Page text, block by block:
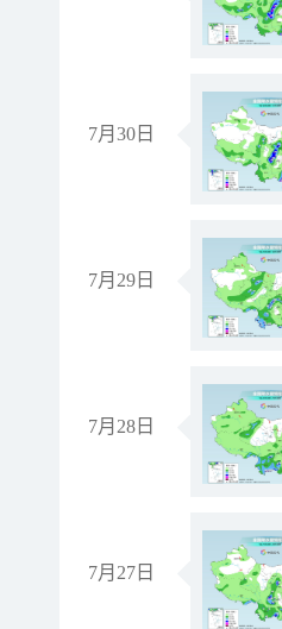
7月30日
7月29日
7月28日
7月27日